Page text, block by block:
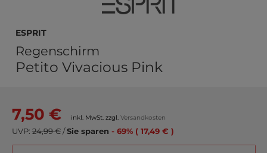
ESPRIT
Regenschirm
Petito Vivacious Pink
7,50 € inkl. MwSt. zzgl. Versandkosten
UVP: 24,99 €/Sie sparen - 69% ( 17,49 € )